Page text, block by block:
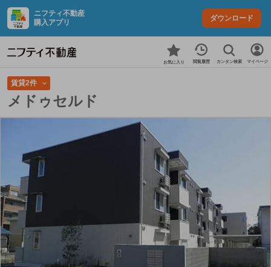
ニフティ不動産
購入アプリ
ダウンロード
お気に入り 閲覧履歴 カンタン検索 マイページ
賃貸2件
メドゥセルド